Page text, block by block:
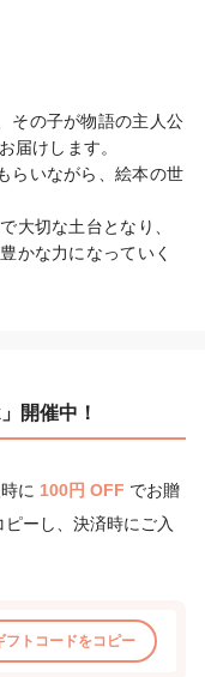
その⼦が物語の主⼈公
届けします。
らいながら、絵本の世
⼤切な⼟台となり、
かな⼒になっていく
開催中！
に 100円 OFF でお贈
ーし、決済時にご入
フトコードをコピー